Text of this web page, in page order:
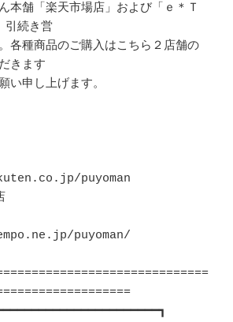
本舗「楽天市場店」および「ｅ＊Ｔ
引続き営
各種商品のご購入はこちら２店舗の
きます
い申し上げます。
puyoman
puyoman/